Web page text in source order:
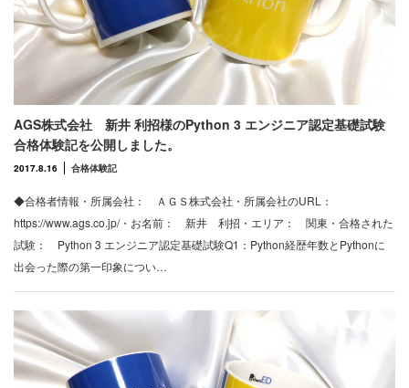
AGS株式会社 新井 利招様のPython 3 エンジニア認定基礎試験
合格体験記を公開しました。
2017.8.16 合格体験記
◆合格者情報・所属会社： ＡＧＳ株式会社・所属会社のURL：
https://www.ags.co.jp/・お名前： 新井 利招・エリア： 関東・合格された
試験： Python 3 エンジニア認定基礎試験Q1：Python経歴年数とPythonに
出会った際の第一印象につい…